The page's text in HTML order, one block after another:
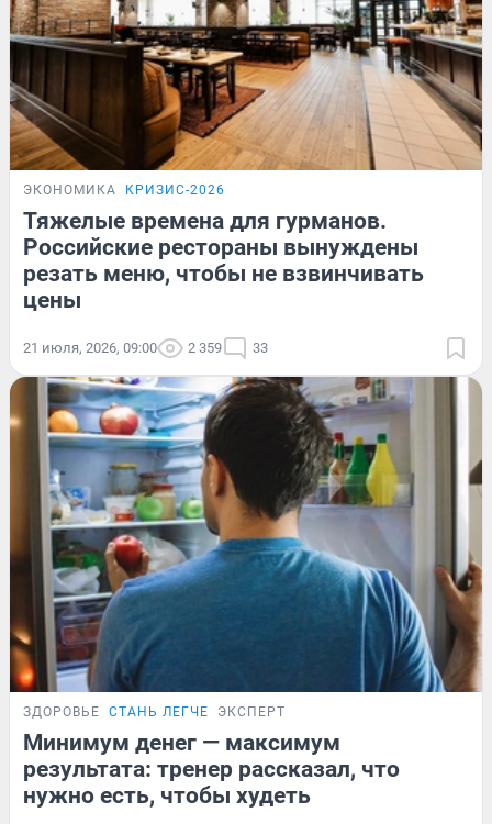
ЭКОНОМИКА КРИЗИС-2026
Тяжелые времена для гурманов.
Российские рестораны вынуждены
резать меню, чтобы не взвинчивать
цены
21 июля, 2026, 09:00 2 359 33
ЗДОРОВЬЕ СТАНЬ ЛЕГЧЕ ЭКСПЕРТ
Минимум денег — максимум
результата: тренер рассказал, что
нужно есть, чтобы худеть